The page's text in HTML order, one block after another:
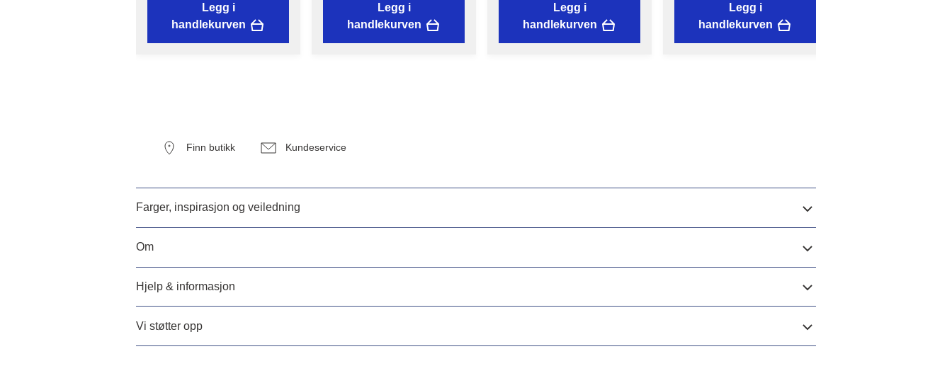
Legg i
handlekurven
Legg i
handlekurven
Legg i
handlekurven
Legg i
handlekurven
Finn butikk Kundeservice
Farger, inspirasjon og veiledning
Om
Hjelp & informasjon
Vi støtter opp